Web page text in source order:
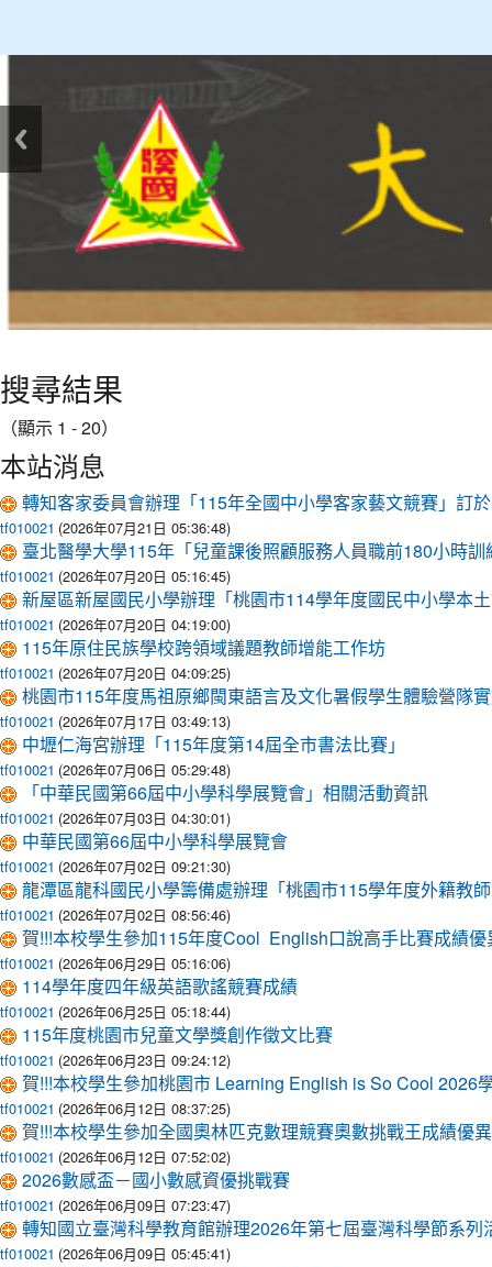
搜尋結果
（顯示 1 - 20）
本站消息
轉知客家委員會辦理「115年全國中小學客家藝文競賽」訂
tf010021 (2026年07月21日 05:36:48)
臺北醫學大學115年「兒童課後照顧服務人員職前180小時
tf010021 (2026年07月20日 05:16:45)
新屋區新屋國民小學辦理「桃園市114學年度國民中小學本
tf010021 (2026年07月20日 04:19:00)
115年原住民族學校跨領域議題教師增能工作坊
tf010021 (2026年07月20日 04:09:25)
桃園市115年度馬祖原鄉閩東語言及文化暑假學生體驗營隊
tf010021 (2026年07月17日 03:49:13)
中壢仁海宮辦理「115年度第14屆全市書法比賽」
tf010021 (2026年07月06日 05:29:48)
「中華民國第66屆中小學科學展覽會」相關活動資訊
tf010021 (2026年07月03日 04:30:01)
中華民國第66屆中小學科學展覽會
tf010021 (2026年07月02日 09:21:30)
龍潭區龍科國民小學籌備處辦理「桃園市115學年度外籍教
tf010021 (2026年07月02日 08:56:46)
賀!!!本校學生參加115年度Cool English口說高手比賽成績優
tf010021 (2026年06月29日 05:16:06)
114學年度四年級英語歌謠競賽成績
tf010021 (2026年06月25日 05:18:44)
115年度桃園市兒童文學獎創作徵文比賽
tf010021 (2026年06月23日 09:24:12)
賀!!!本校學生參加桃園市 Learning English is So Cool 2026
tf010021 (2026年06月12日 08:37:25)
賀!!!本校學生參加全國奧林匹克數理競賽奧數挑戰王成績優異
tf010021 (2026年06月12日 07:52:02)
2026數感盃－國小數感資優挑戰賽
tf010021 (2026年06月09日 07:23:47)
轉知國立臺灣科學教育館辦理2026年第七屆臺灣科學節系
tf010021 (2026年06月09日 05:45:41)